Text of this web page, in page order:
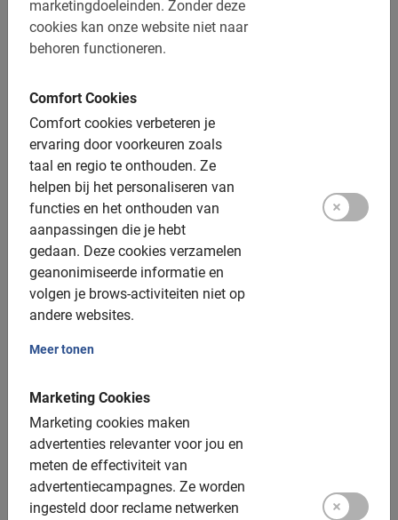
marketingdoeleinden. Zonder deze
cookies kan onze website niet naar
behoren functioneren.
Comfort Cookies
Comfort cookies verbeteren je
ervaring door voorkeuren zoals
taal en regio te onthouden. Ze
helpen bij het personaliseren van
functies en het onthouden van
aanpassingen die je hebt
gedaan. Deze cookies verzamelen
geanonimiseerde informatie en
volgen je brows-activiteiten niet op
andere websites.
Meer tonen
Marketing Cookies
Marketing cookies maken
advertenties relevanter voor jou en
meten de effectiviteit van
advertentiecampagnes. Ze worden
ingesteld door reclame netwerken
De betaling is vooraf via de website
Gratis wijzigen of annuleren tot 24u vooraf
Afstand: ca. 8-10 km
Toegankelijk voor alle fietsers
Inclusief:
Gebruik van de fiets
De Nederlandse gids
Een top ervaring!
Kinderfietsen: ja, verschillende maten
Kinderzitjes: tot 22 kilo, achterop
Tag a long: ja
Tandems: niet beschikbaar